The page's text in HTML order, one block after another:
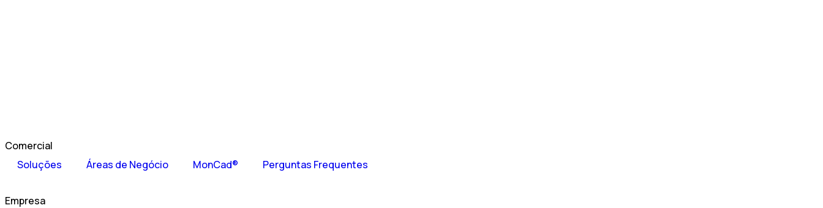
Comercial
Soluções
Áreas de Negócio MonCad® Perguntas Frequentes
Empresa